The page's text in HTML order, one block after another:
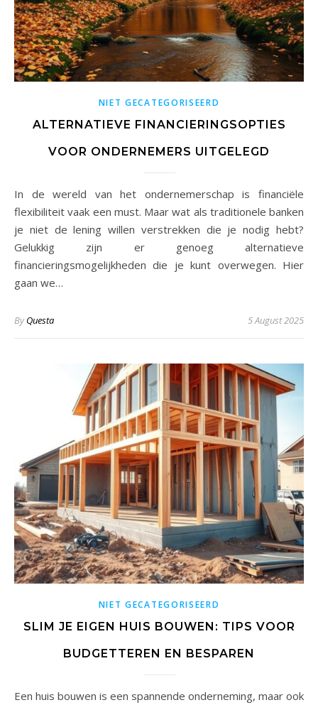
NIET GECATEGORISEERD
ALTERNATIEVE FINANCIERINGSOPTIES
VOOR ONDERNEMERS UITGELEGD
In de wereld van het ondernemerschap is financiële
flexibiliteit vaak een must. Maar wat als traditionele banken
je niet de lening willen verstrekken die je nodig hebt?
Gelukkig zijn er genoeg alternatieve
financieringsmogelijkheden die je kunt overwegen. Hier
gaan we…
ByQuesta 5 August 2025
NIET GECATEGORISEERD
SLIM JE EIGEN HUIS BOUWEN: TIPS VOOR
BUDGETTEREN EN BESPAREN
Een huis bouwen is een spannende onderneming, maar ook